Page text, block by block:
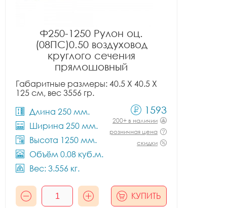
Ф250-1250 Рулон оц.
(08ПС)0.50 воздуховод
круглого сечения
прямошовный
Габаритные размеры: 40.5 X 40.5 X
125 см, вес 3556 гр.
Длина 250 мм.
Ширина 250 мм.
Высота 1250 мм.
Объём 0.08 куб.м.
Вес: 3.556 кг.
1593
200+ в наличии
розничная цена
скидки
КУПИТЬ